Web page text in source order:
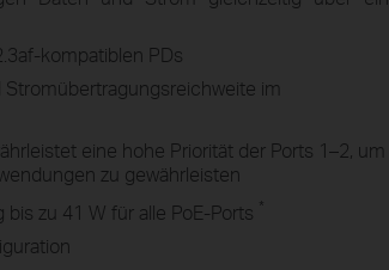
kompatiblen PDs
im
eine hohe Priorität der Ports 1–2, um
zu gewährleisten
zu 41 W für alle PoE-Ports *